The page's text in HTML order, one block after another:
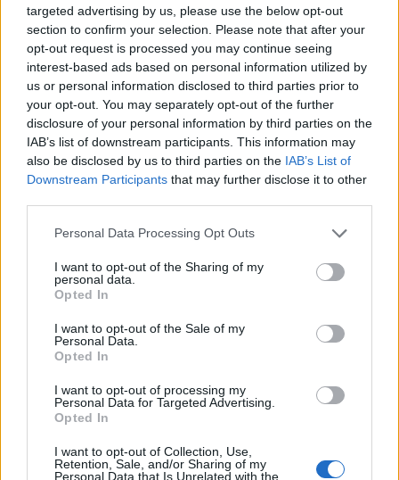
targeted advertising by us, please use the below opt-out
section to confirm your selection. Please note that after your
opt-out request is processed you may continue seeing
interest-based ads based on personal information utilized by
us or personal information disclosed to third parties prior to
your opt-out. You may separately opt-out of the further
disclosure of your personal information by third parties on the
IAB’s list of downstream participants. This information may
also be disclosed by us to third parties on the IAB’s List of
Downstream Participants that may further disclose it to other
Please note that this website/app uses one or more Google
not limited to your visit or usage behaviour. You may click to
grant or deny consent to Google and its third-party tags to
use your data for below specified purposes in below Google
consent section.
Personal Data Processing Opt Outs
I want to opt-out of the Sharing of my
personal data.
Opted In
I want to opt-out of the Sale of my
Personal Data.
Opted In
I want to opt-out of processing my
Personal Data for Targeted Advertising.
Opted In
I want to opt-out of Collection, Use,
Retention, Sale, and/or Sharing of my
Personal Data that Is Unrelated with the
Tető, ami évtizedeken át gondoskodik a családról
tetőcserepet!